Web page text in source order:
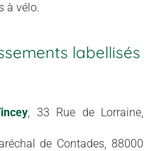
à vélo.
labellisés
, 33 Rue de Lorraine,
de Contades, 88000